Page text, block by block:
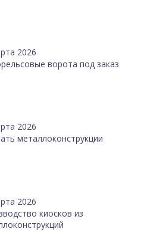
2026
ворота под заказ
2026
металлоконструкции
2026
киосков из